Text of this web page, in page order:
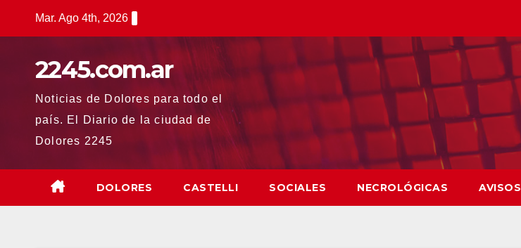
Mar. Ago 4th, 2026
2245.com.ar
Noticias de Dolores para todo el
país. El Diario de la ciudad de
Dolores 2245
DOLORES CASTELLI SOCIALES NECROLÓGICAS AVISOS